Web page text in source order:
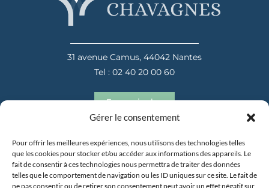
Gérer le consentement
Pour offrir les meilleures expériences, nous utilisons des technologies telles
que les cookies pour stocker et/ou accéder aux informations des appareils. Le
fait de consentir à ces technologies nous permettra de traiter des données
telles que le comportement de navigation ou les ID uniques sur ce site. Le fait de
ne pas consentir ou de retirer son consentement peut avoir un effet négatif sur
31 avenue Camus, 44042 Nantes
Tel : 02 40 20 00 60
En savoir plus